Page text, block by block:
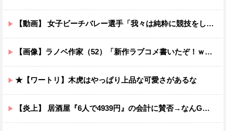
【動画】 女子ビーチバレー選手「我々は純粋に競技をしてるので性的な目で見ないでください！！」
【画像】ラノベ作家（52）「新作ラブコメ書いたぞ！ｗ」X民「いい歳こいてラブコメ（笑）恥ずかしくないの？」←やめたれｗと話題に
★【ワートリ】木虎はやっぱり上品な可愛さがあるな
【炎上】 居酒屋『6人で4939円』の会計に賛否→なんG民の投票結果が笑えるｗｗｗ